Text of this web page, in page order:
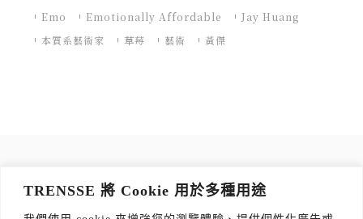
TRENSSE 將 Cookie 用於多種用途
Emo Emotionally Affordable
Jay Huang
本質系藝術家
草莓 藝術 黃傑
讀出你的品味，每週獲取質感生活 Tips！